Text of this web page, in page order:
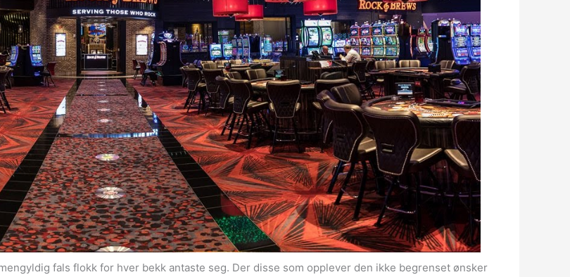
fals flokk for hver bekk antaste seg. Der disse som opplever den ikke begrenset ønsker